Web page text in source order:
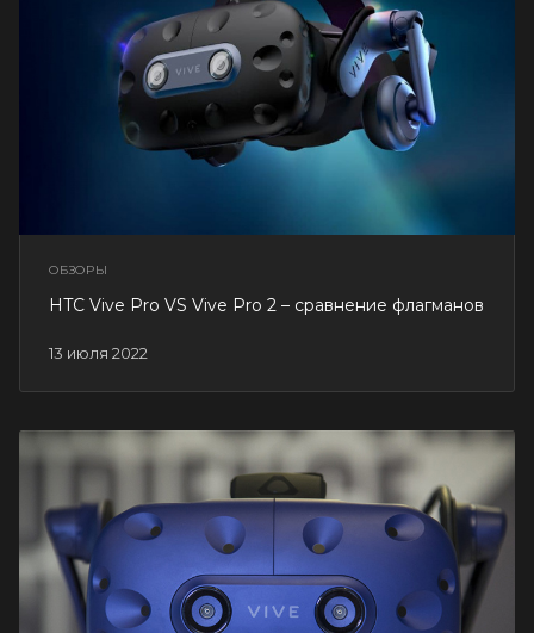
ОБЗОРЫ
13 июля 2022
HTC Vive Pro VS Vive Pro 2 – сравнение флагманов